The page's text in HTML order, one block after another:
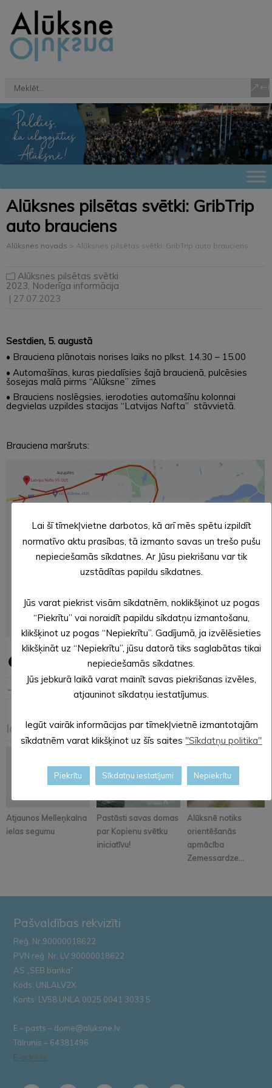
Alūksnes pilsētas svētki: GribTrip
auto brauciens
Alūksnes novads > Alūksnes pilsētas svētki: GribTrip auto brauciens
Alūksnes pilsētas svētki
2023 Noderīga informācija
| 27.07.2023
Sestdien, 5. augustā
• Brauciena plānotais norises laiks no plkst. 14.30 – 15.00
• Automašīnas, kuras piedalīsies šajā braucienā, pulcēsies
šosejas malā pirms “Alūksne” zīmes
• Brauciens noslēgsies, ierodoties automašīnu kolonnai
degvielas uzpildes stacijas “Latvijas Nafta” stāvvietā.
Brauciena maršruts:
← Iepriekšējā ziņa
Iesakām arī šo
Atjaunos Melleņkalna
ielas segumu
Pastāsti savas domas
par Kopienu svētku
iniciatīvu!
Alūksnē notiks
orientēšanās
apmācība
Zemessardze...
<
Pašvaldības rekvizīti
Reģ. Nr.90000018622
PVN reģ. Nr. LV 90000018622
AS „SEB banka”
Kods: UNLALV2X
Konts: LV58 UNLA 0025 0041 3033 5
E – pasts – dome@aluksne.lv
Tālrunis – 64381496
E-adrese
Lai šī tīmekļvietne darbotos, kā arī mēs spētu izpildīt
normatīvo aktu prasības, tā izmanto savas un trešo pušu
nepieciešamās sīkdatnes. Ar Jūsu piekrišanu var tik
uzstādītas papildu sīkdatnes.
Jūs varat piekrist visām sīkdatnēm, noklikšķinot uz pogas
“Piekrītu” vai noraidīt papildu sīkdatņu izmantošanu,
klikšķinot uz pogas “Nepiekrītu”. Gadījumā, ja izvēlēsieties
klikšķināt uz “Nepiekrītu”, jūsu datorā tiks saglabātas tikai
nepieciešamās sīkdatnes.
Jūs jebkurā laikā varat mainīt savas piekrišanas izvēles,
atjauninot sīkdatņu iestatījumus.
Iegūt vairāk informācijas par tīmekļvietnē izmantotajām
sīkdatnēm varat klikšķinot uz šīs saites "Sīkdatņu politika"
Piekrītu Sīkdatņu iestatījumi Nepiekrītu